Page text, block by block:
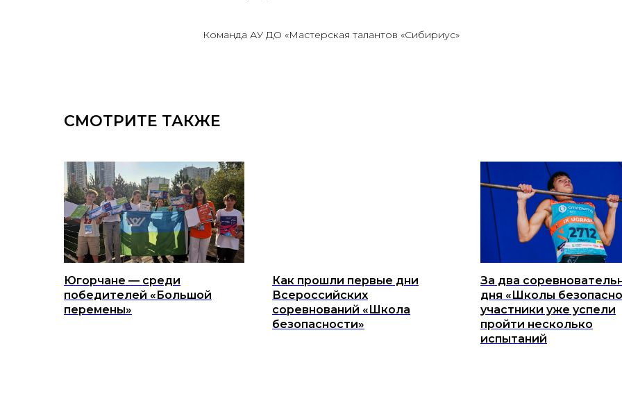
Команда АУ ДО «Мастерская талантов «Сибириус»
СМОТРИТЕ ТАКЖЕ
Югорчане — среди
победителей «Большой
перемены»
Как прошли первые дни
Всероссийских
соревнований «Школа
безопасности»
За два
дня «Школы
участники уже успели
пройти несколько
испытаний